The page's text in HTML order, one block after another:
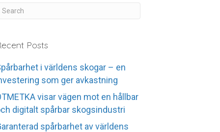
Posts
i världens skogar – en
som ger avkastning
visar vägen mot en hållbar
digitalt spårbar skogsindustri
spårbarhet av världens